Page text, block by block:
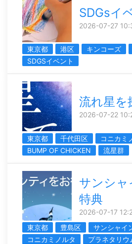
SDGsイ
2026-07-27
東京都 港区 キンコーズ
SDGSイベント
流れ星を
2026-07-22
東京都 千代田区
コニカミ
BUMP OF CHICKEN
流星群
サンシャ
特典
2026-07-17
東京都
豊島区
サンシャイ
コニカミノルタ
プラネタリウ